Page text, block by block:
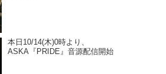
本日10/14(木)0時より、
ASKA『PRIDE』音源配信開始